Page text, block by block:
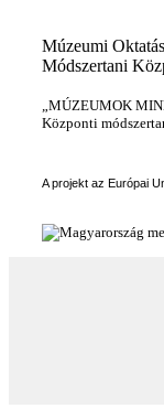
Múzeumi
Módszertani
„MÚZEUMOK
Központi
A projekt az Európai